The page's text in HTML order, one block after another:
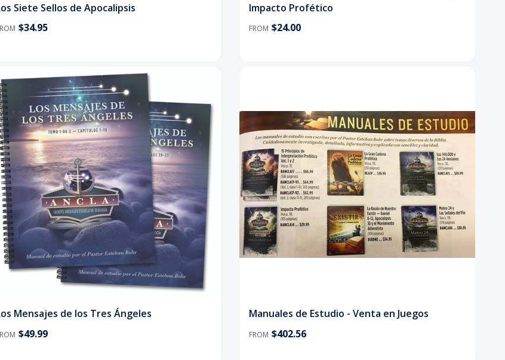
Siete Sellos de Apocalipsis
$34.95
Impacto Profético
FROM $24.00
Mensajes de los Tres Ángeles
$49.99
Manuales de Estudio - Venta en Juegos
FROM $402.56